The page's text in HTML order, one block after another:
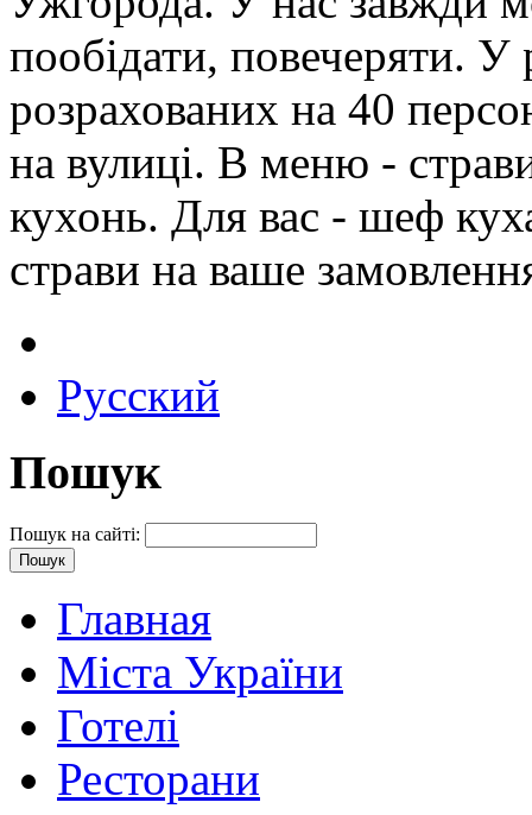
пообідати, повечеряти. У
розрахованих на 40
на вулиці. В меню -
кухонь. Для вас - шеф
страви на ваше
Русский
Пошук
Пошук на сайті:
Главная
Міста України
Готелі
Ресторани